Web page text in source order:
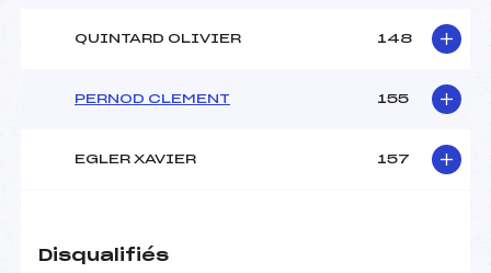
QUINTARD OLIVIER 148
PERNOD CLEMENT 155
EGLER XAVIER 157
Disqualifiés